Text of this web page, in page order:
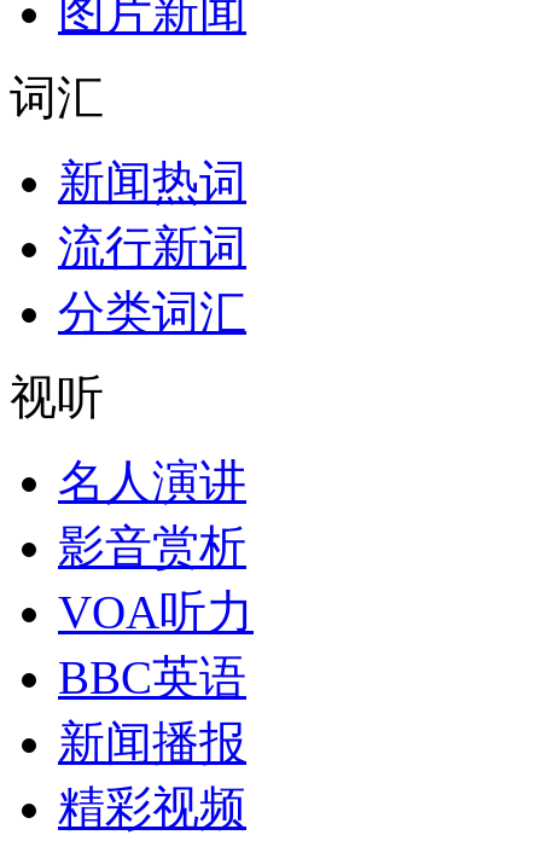
图片新闻
词汇
新闻热词
流行新词
分类词汇
视听
名人演讲
影音赏析
VOA听力
BBC英语
新闻播报
精彩视频